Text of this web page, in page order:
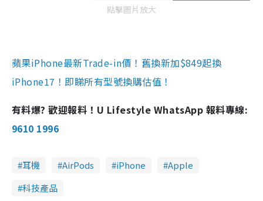
點擊圖片放大
蘋果iPhone最新Trade-in價！舊換新加$849起換
iPhone17！即睇所有型號換購估值！
有料爆? 歡迎報料！U Lifestyle WhatsApp 報料專線:
9610 1996
耳機 AirPods iPhone
Apple
科技產品